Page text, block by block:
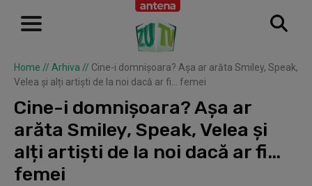
Home // Arhiva // Cine-i domnișoara? Așa ar arăta Smiley, Speak,
Velea și alți artiști de la noi dacă ar fi… femei
Cine-i domnișoara? Așa ar
arăta Smiley, Speak, Velea și
alți artiști de la noi dacă ar fi…
femei